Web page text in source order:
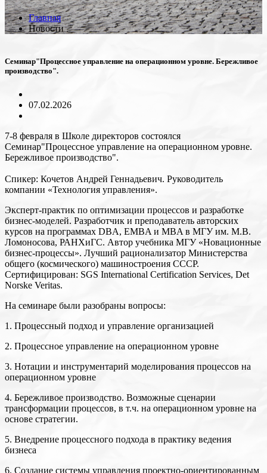
Главная
Новости
Семинар"Процессное управление на операционном уровне. Бережливое
производство".
07.02.2026
7-8 февраля в Школе директоров состоялся
Семинар"Процессное управление на операционном уровне.
Бережливое производство".
Спикер: Кочетов Андрей Геннадьевич. Руководитель
компании «Технология управления».
Эксперт-практик по оптимизации процессов и разработке
бизнес-моделей. Разработчик и преподаватель авторских
курсов на программах DBA, EMBA и MBA в МГУ им. М.В.
Ломоносова, РАНХиГС. Автор учебника МГУ «Новационные
бизнес-процессы». Лучший рационализатор Министерства
общего (космического) машиностроения СССР.
Сертифицирован: SGS International Certification Services, Det
Norske Veritas.
На семинаре были разобраны вопросы:
1. Процессный подход и управление организацией
2. Процессное управление на операционном уровне
3. Нотации и инструментарий моделирования процессов на
операционном уровне
4. Бережливое производство. Возможные сценарии
трансформации процессов, в т.ч. на операционном уровне на
основе стратегии.
5. Внедрение процессного подхода в практику ведения
бизнеса
6. Создание системы управления проектно-ориентированным